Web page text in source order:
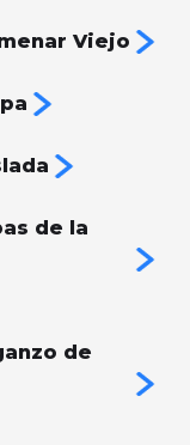
Viejo
de la
de